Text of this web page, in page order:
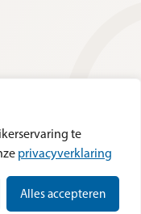
te
privacyverklaring
Alles accepteren